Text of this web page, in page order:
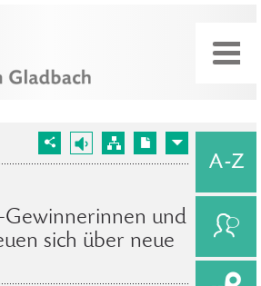
Gewinnerinnen und
sich über neue